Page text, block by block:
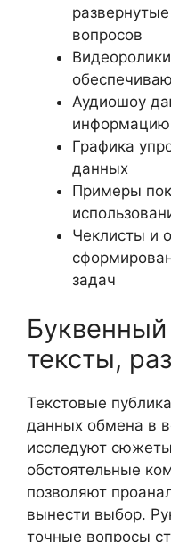
вопросов
Аудиошоу
информацию
Графика
данных
Примеры
Чеклисты и
задач
Буквенный
тексты,
Текстовые
данных обмена в
исследуют
обстоятельные
позволяют
вынести выбор.
точные вопросы